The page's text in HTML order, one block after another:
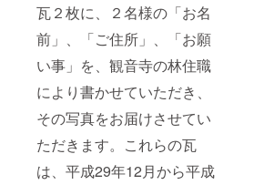
瓦２枚に、２名様の「お名
前」、「ご住所」、「お願
い事」を、観音寺の林住職
により書かせていただき、
その写真をお届けさせてい
ただきます。これらの瓦
は、平成29年12月から平成